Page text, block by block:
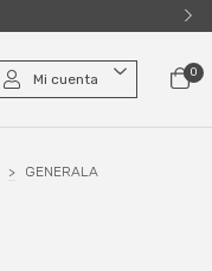
Mi cuenta 0
> GENERALA